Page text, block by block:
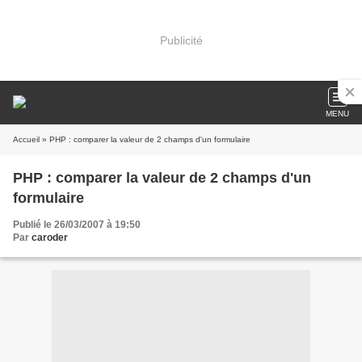
Publicité
MENU
Accueil » PHP : comparer la valeur de 2 champs d'un formulaire
PHP : comparer la valeur de 2 champs d'un
formulaire
Publié le 26/03/2007 à 19:50
Par caroder